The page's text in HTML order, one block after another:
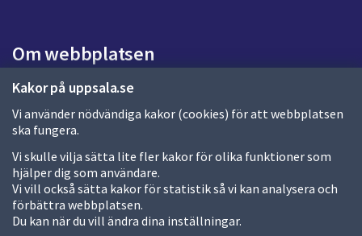
Kakor på uppsala.se
Vi använder nödvändiga kakor (cookies) för att webbplatsen
ska fungera.
Vi skulle vilja sätta lite fler kakor för olika funktioner som
hjälper dig som användare.
Vi vill också sätta kakor för statistik så vi kan analysera och
förbättra webbplatsen.
Du kan när du vill ändra dina inställningar.
Om webbplatsen
Om webbplatsen
Allmänna handlingar och diarium
Behandling av personuppgifter
Kakor
Språk (other languages)